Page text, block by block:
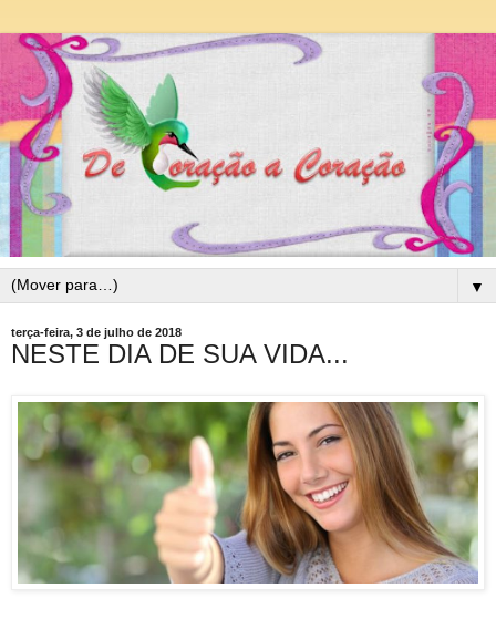
▼
terça-feira, 3 de julho de 2018
NESTE DIA DE SUA VIDA...